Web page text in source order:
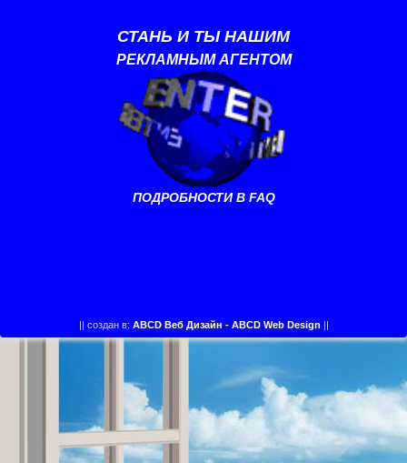
СТАНЬ И ТЫ НАШИМ
РЕКЛАМНЫМ АГЕНТОМ
ПОДРОБНОСТИ В FAQ
|| создан в: ABCD Веб Дизайн - ABCD Web Design||